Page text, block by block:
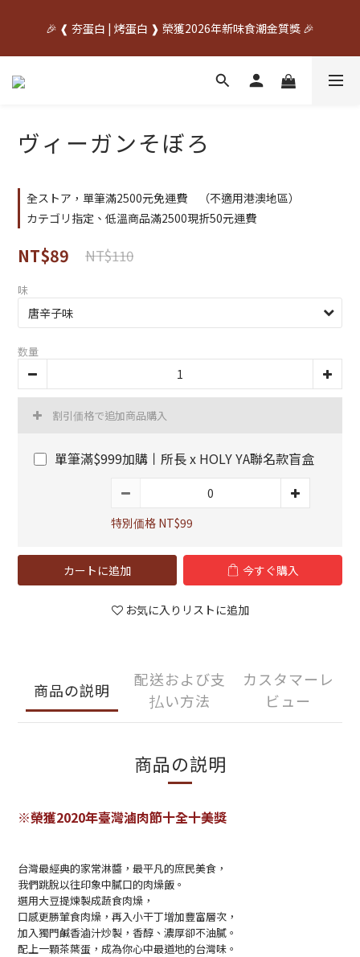
07/20~08/31🥚
🎉 ❰ 夯蛋白 | 烤蛋白 ❱ 榮獲2026年新味食潮金質獎 🎉
中秋先訂✦送禮不慌    🌙中秋早鳥優惠開跑🌙     🥚優惠期間
ヴィーガンそぼろ
全ストア，單筆滿2500元免運費 （不適用港澳地區）
カテゴリ指定、低溫商品滿2500現折50元運費
NT$89 NT$110
味
数量
割引価格で追加商品購入
單筆滿$999加購丨所長 x HOLY YA聯名款盲盒
特別価格 NT$99
カートに追加 今すぐ購入
お気に入りリストに追加
商品の説明
配送および支
払い方法
カスタマーレ
ビュー
商品の説明
※榮獲2020年臺灣滷肉節十全十美獎
台灣最經典的家常淋醬，最平凡的庶民美食，
我們跳脫以往印象中膩口的肉燥飯。
選用大豆提煉製成蔬食肉燥，
口感更勝葷食肉燥，再入小干丁增加豐富層次，
加入獨門鹹香滷汁炒製，香醇、濃厚卻不油膩。
配上一顆茶葉蛋，成為你心中最道地的台灣味。